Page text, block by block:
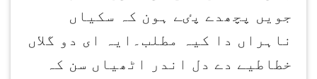
جویں پچھدے پٸے ہون کہ سکیاں
ناہراں دا کیہ مطلب۔ایہ ای دو گلاں
خطاطیے دے دل اندر اٹھیاں سن کہ